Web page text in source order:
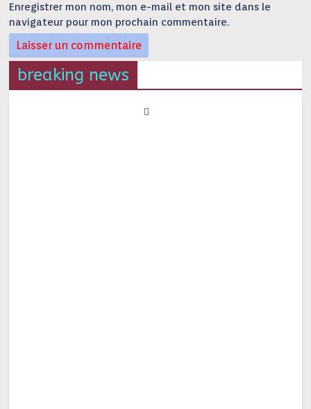
Enregistrer mon nom, mon e-mail et mon site dans le
navigateur pour mon prochain commentaire.
breaking news